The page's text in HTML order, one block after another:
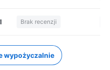
Brak recenzji
wypożyczalnie